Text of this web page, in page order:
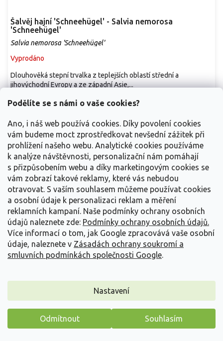
Podělíte se s námi o vaše cookies?
Ano, i náš web používá cookies. Díky povolení cookies
vám budeme moct zprostředkovat nevšední zážitek při
prohlížení našeho webu. Analytické cookies používáme
k analýze návštěvnosti, personalizační nám pomáhají
s přizpůsobením webu a díky marketingovým cookies se
vám zobrazí takové reklamy, které vás nebudou
otravovat. S vaším souhlasem můžeme používat cookies
a osobní údaje k personalizaci reklam a měření
reklamních kampaní. Naše podmínky ochrany osobních
údajů naleznete zde: Podmínky ochrany osobních údajů.
Více informací o tom, jak Google zpracovává vaše osobní
údaje, naleznete v Zásadách ochrany soukromí a
smluvních podmínkách společnosti Google.
Nastavení
Odmítnout Souhlasím
Šalvěj hajní 'Schneehügel' - Salvia nemorosa
'Schneehügel'
Salvia nemorosa 'Schneehügel'
Vyprodáno
od79 Kč / ks
Detail
Dlouhověká stepní trvalka z teplejších oblastí střední a
jihovýchodní Evropy a ze západní Asie,...
Šalvěj hajní 'Viola Klose' - Salvia nemorosa 'Viola
Salvia nemorosa 'Viola Klose'
Máme pro vás malý dárek